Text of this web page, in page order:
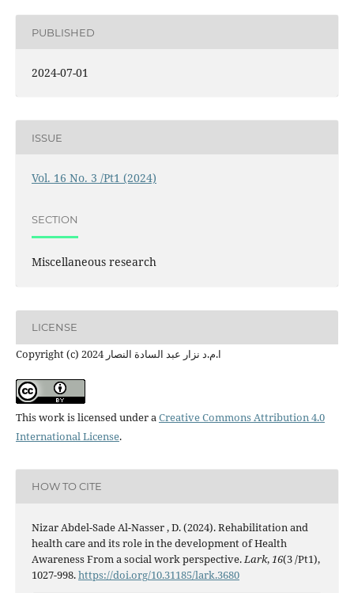
PUBLISHED
2024-07-01
ISSUE
Vol. 16 No. 3 /Pt1 (2024)
SECTION
Miscellaneous research
LICENSE
Copyright (c) 2024 ا.م.د نزار عبد السادة النصار
This work is licensed under a Creative Commons Attribution 4.0
International License.
HOW TO CITE
Nizar Abdel-Sade Al-Nasser , D. (2024). Rehabilitation and
health care and its role in the development of Health
Awareness From a social work perspective. Lark, 16(3 /Pt1),
1027-998.https://doi.org/10.31185/lark.3680